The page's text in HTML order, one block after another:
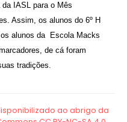
IASL para o Mês
Assim, os alunos do 6º H
alunos da Escola Macks
de cá foram
tradições.